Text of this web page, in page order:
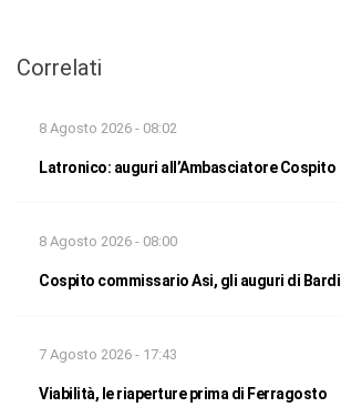
Correlati
8 Agosto 2026 - 08:02
Latronico: auguri all’Ambasciatore Cospito
8 Agosto 2026 - 08:00
Cospito commissario Asi, gli auguri di Bardi
7 Agosto 2026 - 17:43
Viabilità, le riaperture prima di Ferragosto